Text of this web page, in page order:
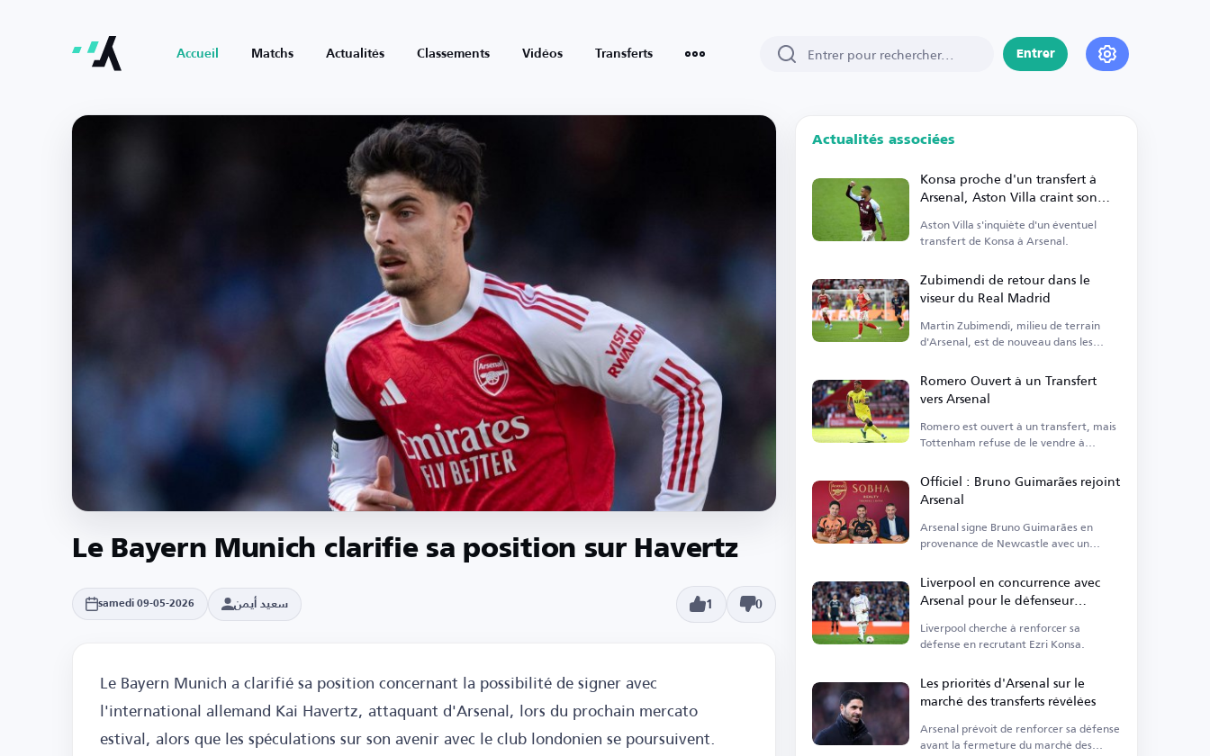
Accueil Matchs Actualités Classements Vidéos Transferts Entrer
Le Bayern Munich clarifie sa position sur Havertz
samedi 09-05-2026 سعيد أيمن 1 0
Le Bayern Munich a clarifié sa position concernant la possibilité de signer avec
l'international allemand Kai Havertz, attaquant d'Arsenal, lors du prochain mercato
estival, alors que les spéculations sur son avenir avec le club londonien se poursuivent.
Actualités associées
Konsa proche d'un transfert à
Arsenal, Aston Villa craint son
Aston Villa s'inquiète d'un éventuel
transfert de Konsa à Arsenal.
Zubimendi de retour dans le
viseur du Real Madrid
Martin Zubimendi, milieu de terrain
d'Arsenal, est de nouveau dans les
Romero Ouvert à un Transfert
vers Arsenal
Romero est ouvert à un transfert, mais
Tottenham refuse de le vendre à
Officiel : Bruno Guimarães rejoint
Arsenal
Arsenal signe Bruno Guimarães en
provenance de Newcastle avec un
Liverpool en concurrence avec
Arsenal pour le défenseur
d'Aston Villa
Liverpool cherche à renforcer sa
défense en recrutant Ezri Konsa.
Les priorités d'Arsenal sur le
marché des transferts révélées
Arsenal prévoit de renforcer sa défense
avant la fermeture du marché des